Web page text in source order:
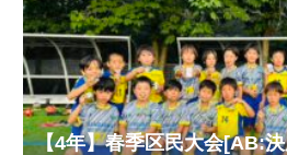
【4年】春季区民大会[AB: